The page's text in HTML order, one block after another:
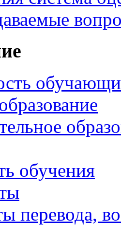
обучения
перевода,